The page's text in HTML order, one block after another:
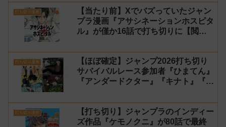
打ち切り漫画
【当たり前】Xでバズっていたジャン
プラ漫画『アサシネーションホスピタ
ル』が僅か16話で打ち切りに【閲覧
打ち切り漫画
【ほぼ確定】ジャンプ2026打ち切り
サバイバルレース参加者『ひまてん』
『アンダードクター』『キナト』『エ
2】
打ち切り漫画
【打ち切り】ジャンプラのインディー
ズ作品『ケモノクニ』が80話で最終